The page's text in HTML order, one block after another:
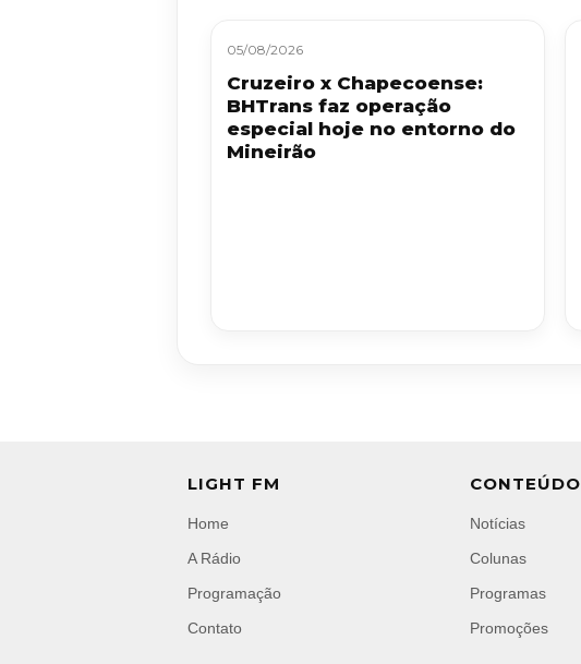
05/08/2026
Cruzeiro x Chapecoense:
BHTrans faz operação
especial hoje no entorno do
Mineirão
LIGHT FM
Home
A Rádio
Programação
Contato
CONTEÚDO
Notícias
Colunas
Programas
Promoções